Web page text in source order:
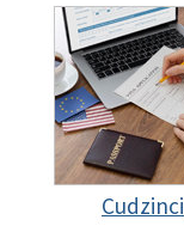
Cudzinci